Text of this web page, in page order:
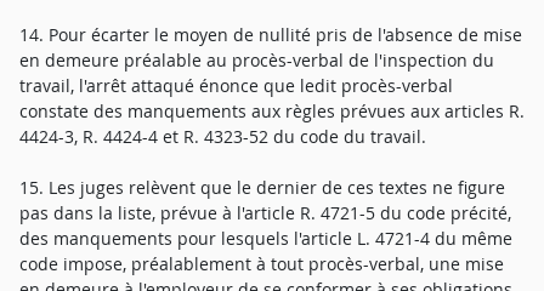
14. Pour écarter le moyen de nullité pris de l'absence de mise
en demeure préalable au procès-verbal de l'inspection du
travail, l'arrêt attaqué énonce que ledit procès-verbal
constate des manquements aux règles prévues aux articles R.
4424-3, R. 4424-4 et R. 4323-52 du code du travail.
15. Les juges relèvent que le dernier de ces textes ne figure
pas dans la liste, prévue à l'article R. 4721-5 du code précité,
des manquements pour lesquels l'article L. 4721-4 du même
code impose, préalablement à tout procès-verbal, une mise